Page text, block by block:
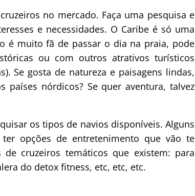
no mercado. Faça uma pesquisa e
e necessidades. O Caribe é só uma
é muito fã de passar o dia na praia, pode
ou com outros atrativos turísticos
Se gosta de natureza e paisagens lindas,
nórdicos? Se quer aventura, talvez
os tipos de navios disponíveis. Alguns
opções de entretenimento que vão te
cruzeiros temáticos que existem: para
do detox fitness, etc, etc, etc.